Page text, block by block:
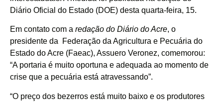
Diário Oficial do Estado (DOE) desta quarta-feira, 15.
Em contato com a redação do Diário do Acre, o
presidente da Federação da Agricultura e Pecuária do
Estado do Acre (Faeac), Assuero Veronez, comemorou:
“A portaria é muito oportuna e adequada ao momento de
crise que a pecuária está atravessando”.
“O preço dos bezerros está muito baixo e os produtores